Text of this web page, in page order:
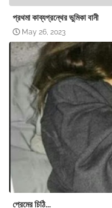
প্রথমা কাব্যগ্রন্থের ভুমিকা বানী
May 26, 2023
প্রেমের চিঠি...